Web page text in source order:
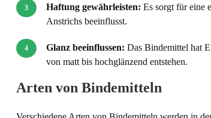
Haftung gewährleisten: Es sorgt für eine
Anstrichs beeinflusst.
Glanz beeinflussen: Das Bindemittel hat
von matt bis hochglänzend entstehen.
Arten von Bindemitteln